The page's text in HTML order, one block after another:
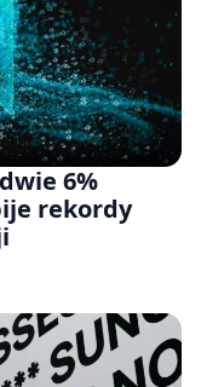
6%
rekordy